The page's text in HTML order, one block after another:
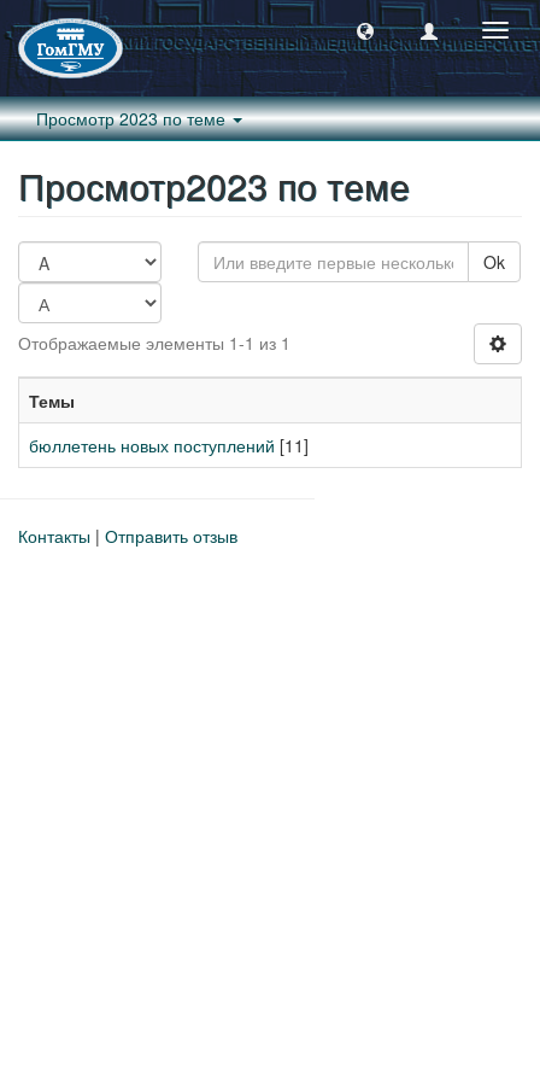
Просмотр 2023 по теме
Просмотр2023 по теме
Ok
Отображаемые элементы 1-1 из 1
Темы
бюллетень новых поступлений [11]
Контакты | Отправить отзыв